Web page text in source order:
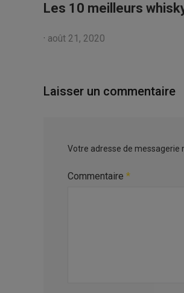
Les 10 meilleurs
· août 21, 2020
Laisser un commentaire
Votre adresse de messagerie
Commentaire *